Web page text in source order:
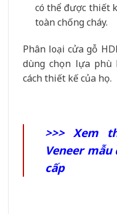
có thể được thiết
toàn chống cháy.
Phân loại cửa gỗ
dùng chọn lựa phù
cách thiết kế của họ.
>>> Xem
Veneer
cấp